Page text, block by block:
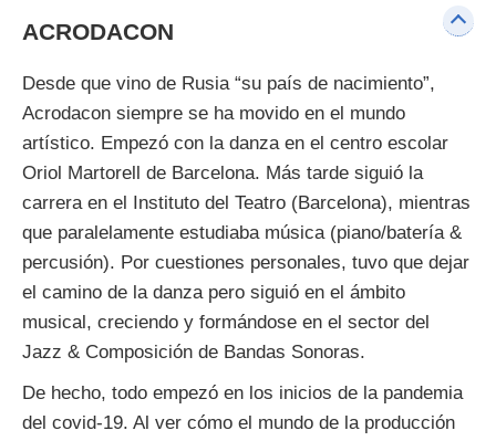
ACRODACON
Desde que vino de Rusia “su país de nacimiento”,
Acrodacon siempre se ha movido en el mundo
artístico. Empezó con la danza en el centro escolar
Oriol Martorell de Barcelona. Más tarde siguió la
carrera en el Instituto del Teatro (Barcelona), mientras
que paralelamente estudiaba música (piano/batería &
percusión). Por cuestiones personales, tuvo que dejar
el camino de la danza pero siguió en el ámbito
musical, creciendo y formándose en el sector del
Jazz & Composición de Bandas Sonoras.
De hecho, todo empezó en los inicios de la pandemia
del covid-19. Al ver cómo el mundo de la producción